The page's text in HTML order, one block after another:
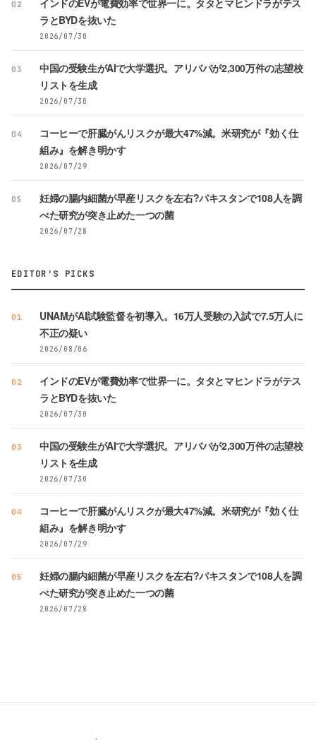
02
インドのEVが電費効率で世界一に。タタとマヒンドラがテス
ラとBYDを抜いた
2026/07/30
03
中国の受験生がAIで大学選択。アリババが2,300万件の志望校
リストを生成
2026/07/30
04
コーヒーで肝臓がんリスクが最大47%減。米研究が『効く仕
組み』を解き明かす
2026/07/29
05
妊婦の腸内細菌が早産リスクを左右?パキスタンで108人を調
べた研究が突き止めた一つの菌
2026/07/28
EDITOR'S PICKS
01
UNAMがAI試験監督を初導入。16万人受験の入試で7.5万人に
不正の疑い
2026/08/06
02
インドのEVが電費効率で世界一に。タタとマヒンドラがテス
ラとBYDを抜いた
2026/07/30
03
中国の受験生がAIで大学選択。アリババが2,300万件の志望校
リストを生成
2026/07/30
04
コーヒーで肝臓がんリスクが最大47%減。米研究が『効く仕
組み』を解き明かす
2026/07/29
05
妊婦の腸内細菌が早産リスクを左右?パキスタンで108人を調
べた研究が突き止めた一つの菌
2026/07/28